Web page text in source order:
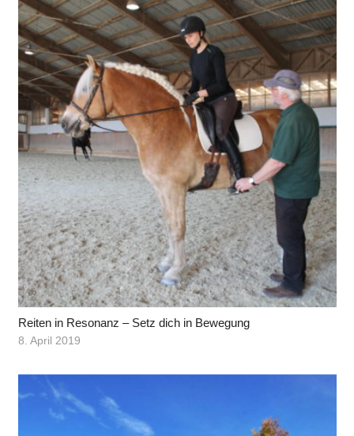
Reiten in Resonanz – Setz dich in Bewegung
8. April 2019